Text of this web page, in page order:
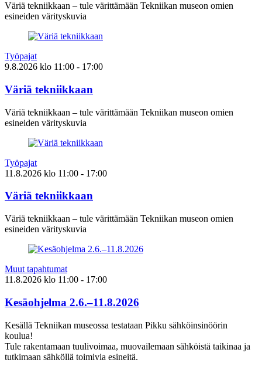
Väriä tekniikkaan – tule värittämään Tekniikan museon omien
esineiden värityskuvia
Työpajat
9.8.2026 klo 11:00 - 17:00
Väriä tekniikkaan
Väriä tekniikkaan – tule värittämään Tekniikan museon omien
esineiden värityskuvia
Työpajat
11.8.2026 klo 11:00 - 17:00
Väriä tekniikkaan
Väriä tekniikkaan – tule värittämään Tekniikan museon omien
esineiden värityskuvia
Muut tapahtumat
11.8.2026 klo 11:00 - 17:00
Kesäohjelma 2.6.–11.8.2026
Kesällä Tekniikan museossa testataan Pikku sähköinsinöörin
koulua!
Tule rakentamaan tuulivoimaa, muovailemaan sähköistä taikinaa ja
tutkimaan sähköllä toimivia esineitä.